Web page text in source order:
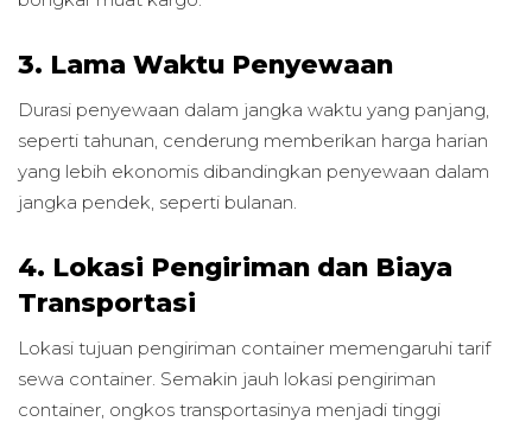
3. Lama Waktu Penyewaan
Durasi penyewaan dalam jangka waktu yang panjang,
seperti tahunan, cenderung memberikan harga harian
yang lebih ekonomis dibandingkan penyewaan dalam
jangka pendek, seperti bulanan.
4. Lokasi Pengiriman dan Biaya
Transportasi
Lokasi tujuan pengiriman container memengaruhi tarif
sewa container. Semakin jauh lokasi pengiriman
container, ongkos transportasinya menjadi tinggi